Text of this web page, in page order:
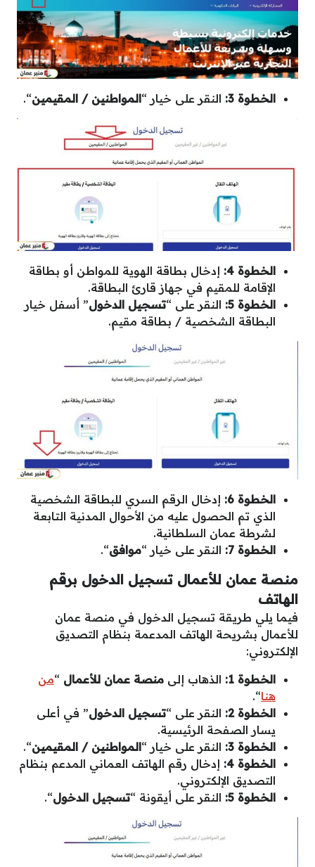
الخطوة 3: النقر على خيار “المواطنين / المقيمين“.
الخطوة 4:
إدخال بطاقة الهوية للمواطن أو بطاقة
الإقامة للمقيم في جهاز قارئ البطاقة.
الخطوة 5:
النقر على “تسجيل الدخول” أسفل خيار
البطاقة الشخصية / بطاقة مقيم.
الخطوة 6:
إدخال الرقم السري للبطاقة الشخصية
الذي تم الحصول عليه من الأحوال المدنية التابعة
لشرطة عمان السلطانية.
الخطوة 7:
النقر على خيار “موافق“.
منصة عمان للأعمال تسجيل الدخول برقم
الهاتف
فيما يلي طريقة تسجيل الدخول في منصة عمان
للأعمال بشريحة الهاتف المدعمة بنظام التصديق
الإلكتروني:
الخطوة 1:
الذهاب إلى منصة عمان للأعمال “من
هنا“.
الخطوة 2:
النقر على “تسجيل الدخول” في أعلى
يسار الصفحة الرئيسية.
الخطوة 3:
النقر على خيار “المواطنين / المقيمين“.
الخطوة 4:
إدخال رقم الهاتف العماني المدعم بنظام
التصديق الإلكتروني.
الخطوة 5:
النقر على أيقونة “تسجيل الدخول“.